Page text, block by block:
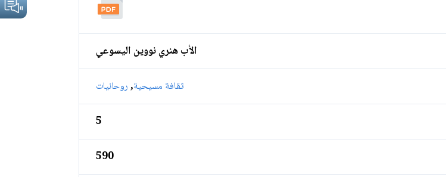
الأب هنري نووين اليسوعي
ثقافة مسيحية,روحانيات
5
590